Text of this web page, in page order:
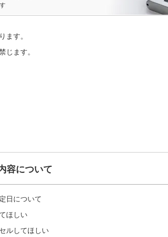
ます。
じます。
容について
日について
ほしい
ルしてほしい